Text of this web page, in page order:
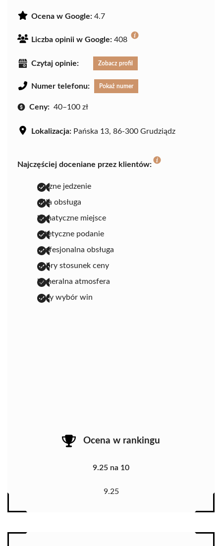
Ocena w Google: 4.7
Liczba opinii w Google: 408
Czytaj opinie: Zobacz profil
Numer telefonu: Pokaż numer
Ceny: 40–100 zł
Lokalizacja: Pańska 13, 86-300 Grudziądz
Najczęściej doceniane przez klientów:
pyszne jedzenie
miła obsługa
klimatyczne miejsce
estetyczne podanie
profesjonalna obsługa
dobry stosunek ceny
kameralna atmosfera
duży wybór win
Ocena w rankingu
9.25 na 10
9.25